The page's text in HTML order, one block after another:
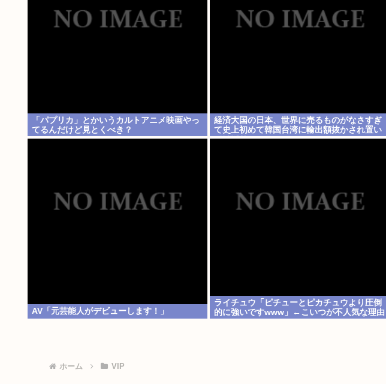
「パプリカ」とかいうカルトアニメ映画やっ
てるんだけど見とくべき？
経済大国の日本、世界に売るものがなさすぎ
て史上初めて韓国台湾に輸出額抜かされ置い
てけぼりwww
AV「元芸能人がデビューします！」
ライチュウ「ピチューとピカチュウより圧倒
的に強いですwww」←こいつが不人気な理由
ホーム VIP